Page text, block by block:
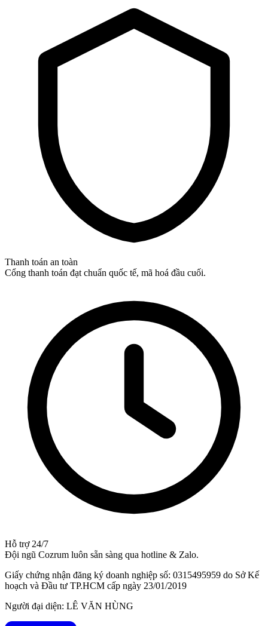
Thanh toán an toàn
Cổng thanh toán đạt chuẩn quốc tế, mã hoá đầu cuối.
Hỗ trợ 24/7
Đội ngũ Cozrum luôn sẵn sàng qua hotline & Zalo.
Giấy chứng nhận đăng ký doanh nghiệp số: 0315495959 do Sở Kế
hoạch và Đầu tư TP.HCM cấp ngày 23/01/2019
Người đại diện: LÊ VĂN HÙNG